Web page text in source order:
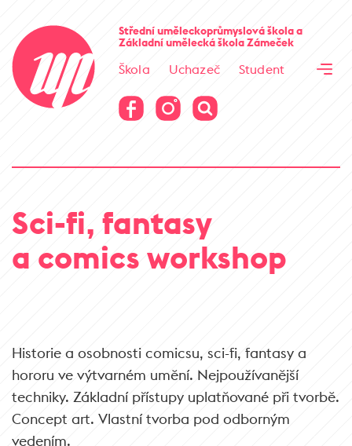
Střední uměleckoprůmyslová školaa
Základní umělecká školaZámeček
Škola Uchazeč
Student
Virtuální prohlídka
Virtuální prohlídka
Sci-fi, fantasy
a comics workshop
Historie a osobnosti comicsu, sci-fi, fantasy a
hororu ve výtvarném umění. Nejpoužívanější
techniky. Základní přístupy uplatňované při tvorbě.
Concept art. Vlastní tvorba pod odborným
vedením.